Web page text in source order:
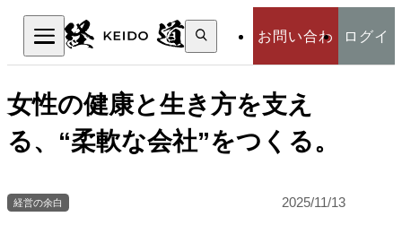
お問い合わ
せ
ログイ
検
索:
検索
女性の健康と生き方を支え
る、“柔軟な会社”をつくる。
経営の余白 2025/11/13